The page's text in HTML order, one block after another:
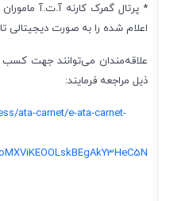
* پرتال گمرک کارنه آ.ت.آ ماموران
اعلام شده را به صورت دیجیتالی
علاقه‌مندان می‌توانند جهت کسب
ذیل مراجعه فرمایند:
ata-carnet/e-ata-carnet-